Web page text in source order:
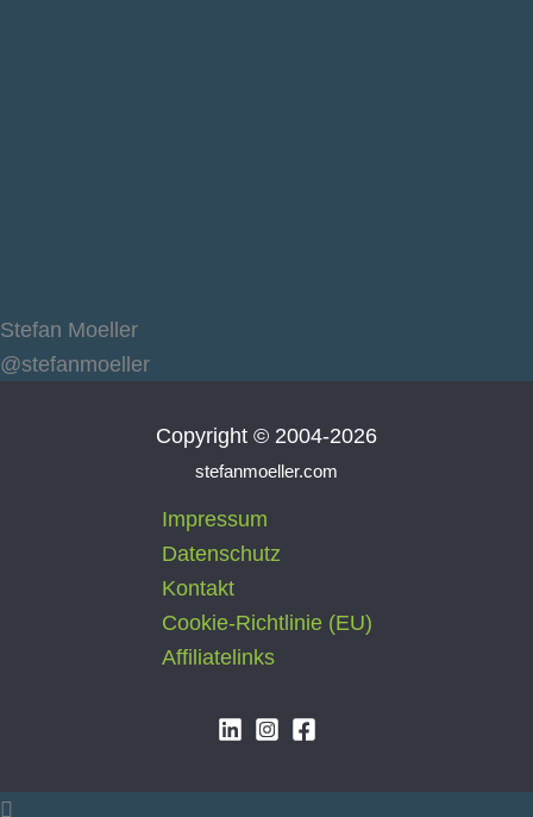
Stefan Moeller
@stefanmoeller
Copyright © 2004-2026
stefanmoeller.com
Impressum
Datenschutz
Kontakt
Cookie-Richtlinie (EU)
Affiliatelinks